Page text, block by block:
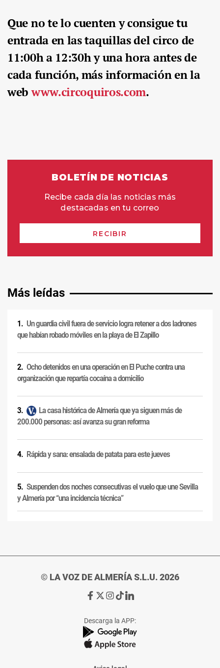
Que no te lo cuenten y consigue tu
entrada en las taquillas del circo de
11:00h a 12:30h y una hora antes de
cada función, más información en la
webwww.circoquiros.com.
Más leídas
Un guardia civil fuera de servicio logra retener a dos ladrones
que habían robado móviles en la playa de El Zapillo
Ocho detenidos en una operación en El Puche contra una
organización que repartía cocaína a domicilio
La casa histórica de Almería que ya siguen más de
200.000 personas: así avanza su gran reforma
Rápida y sana: ensalada de patata para este jueves
Suspenden dos noches consecutivas el vuelo que une Sevilla
y Almería por “una incidencia técnica”
© LA VOZ DE ALMERÍA S.L.U. 2026
Ir
de
La
Voz
Almería
Ir
de
La
Voz
Almería
Ir
de
La
Voz
Almería
Ir
de
La
Voz
Almería
Ir
de
La
Voz
Descarga la APP: